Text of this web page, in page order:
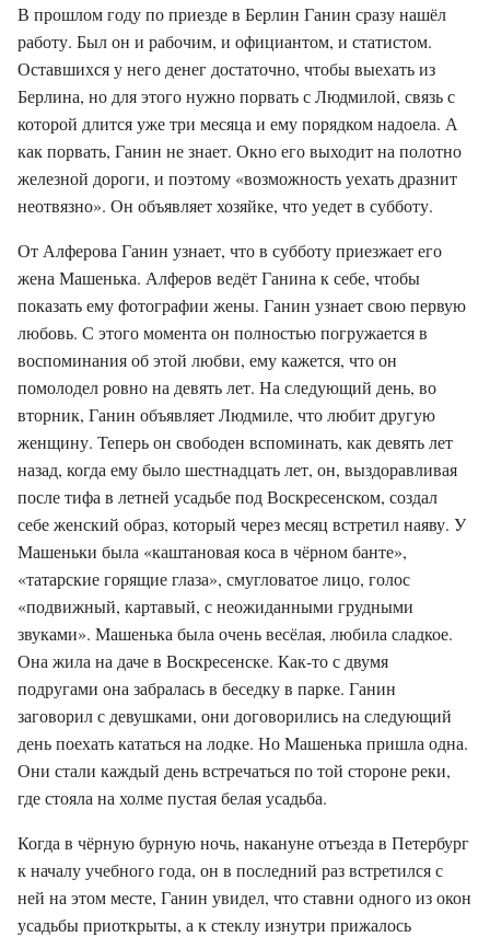
В прошлом году по приезде в Берлин Ганин сразу нашёл
работу. Был он и рабочим, и официантом, и статистом.
Оставшихся у него денег достаточно, чтобы выехать из
Берлина, но для этого нужно порвать с Людмилой, связь с
которой длится уже три месяца и ему порядком надоела. А
как порвать, Ганин не знает. Окно его выходит на полотно
железной дороги, и поэтому «возможность уехать дразнит
неотвязно». Он объявляет хозяйке, что уедет в субботу.
От Алферова Ганин узнает, что в субботу приезжает его
жена Машенька. Алферов ведёт Ганина к себе, чтобы
показать ему фотографии жены. Ганин узнает свою первую
любовь. С этого момента он полностью погружается в
воспоминания об этой любви, ему кажется, что он
помолодел ровно на девять лет. На следующий день, во
вторник, Ганин объявляет Людмиле, что любит другую
женщину. Теперь он свободен вспоминать, как девять лет
назад, когда ему было шестнадцать лет, он, выздоравливая
после тифа в летней усадьбе под Воскресенском, создал
себе женский образ, который через месяц встретил наяву. У
Машеньки была «каштановая коса в чёрном банте»,
«татарские горящие глаза», смугловатое лицо, голос
«подвижный, картавый, с неожиданными грудными
звуками». Машенька была очень весёлая, любила сладкое.
Она жила на даче в Воскресенске. Как-то с двумя
подругами она забралась в беседку в парке. Ганин
заговорил с девушками, они договорились на следующий
день поехать кататься на лодке. Но Машенька пришла одна.
Они стали каждый день встречаться по той стороне реки,
где стояла на холме пустая белая усадьба.
Когда в чёрную бурную ночь, накануне отъезда в Петербург
к началу учебного года, он в последний раз встретился с
ней на этом месте, Ганин увидел, что ставни одного из окон
усадьбы приоткрыты, а к стеклу изнутри прижалось